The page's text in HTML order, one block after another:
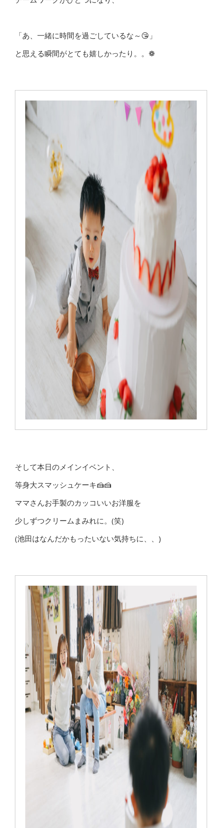
「あ、一緒に時間を過ごしているな～😘」
と思える瞬間がとても嬉しかったり。。❁
そして本日のメインイベント、
等身大スマッシュケーキ🍰🍰
ママさんお手製のカッコいいお洋服を
少しずつクリームまみれに。(笑)
(池田はなんだかもったいない気持ちに、、)